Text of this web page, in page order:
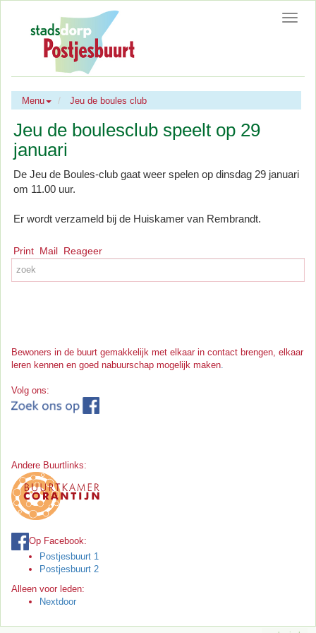
Menu Jeu de boules club
Jeu de boulesclub speelt op 29
januari
De Jeu de Boules-club gaat weer spelen op dinsdag 29 januari
om 11.00 uur.
Er wordt verzameld bij de Huiskamer van Rembrandt.
Print Mail Reageer
Bewoners in de buurt gemakkelijk met elkaar in contact brengen, elkaar
leren kennen en goed nabuurschap mogelijk maken
Volg ons:
Andere Buurtlinks:
Op Facebook:
Postjesbuurt 1
Postjesbuurt 2
Alleen voor leden:
Nextdoor